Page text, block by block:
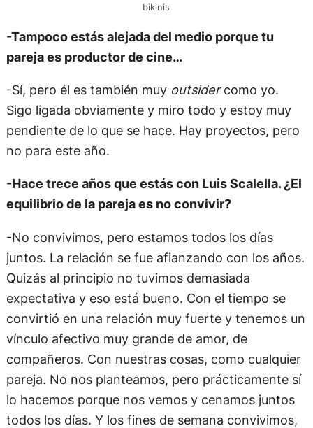
bikinis
-Tampoco estás alejada del medio porque tu
pareja es productor de cine…
-Sí, pero él es también muy outsidercomo yo.
Sigo ligada obviamente y miro todo y estoy muy
pendiente de lo que se hace. Hay proyectos, pero
no para este año.
-Hace trece años que estás con Luis Scalella. ¿El
equilibrio de la pareja es no convivir?
-No convivimos, pero estamos todos los días
juntos. La relación se fue afianzando con los años.
Quizás al principio no tuvimos demasiada
expectativa y eso está bueno. Con el tiempo se
convirtió en una relación muy fuerte y tenemos un
vínculo afectivo muy grande de amor, de
compañeros. Con nuestras cosas, como cualquier
pareja. No nos planteamos, pero prácticamente sí
lo hacemos porque nos vemos y cenamos juntos
todos los días. Y los fines de semana convivimos,